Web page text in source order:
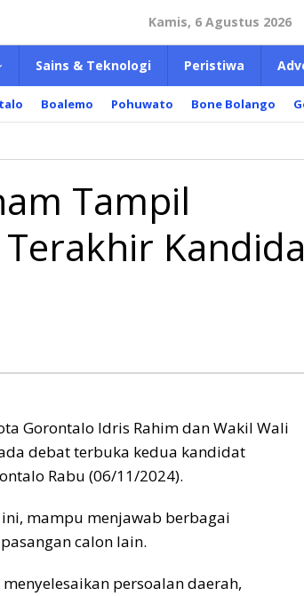
Kamis, 6 Agustus 2026
Sains & Teknologi Peristiwa
Boalemo Pohuwato Bone Bolango
Tampil
Gorontalo Idris Rahim dan Wakil Wali
debat terbuka kedua kandidat
Rabu (06/11/2024).
mampu menjawab berbagai
calon lain.
persoalan daerah,